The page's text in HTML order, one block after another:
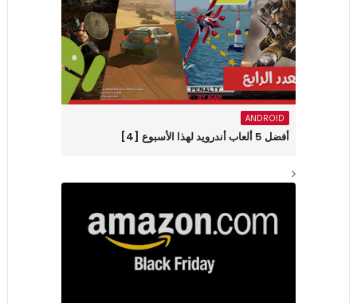
ANDROID
أفضل 5 ألعاب أندرويد لهذا الأسبوع [4]